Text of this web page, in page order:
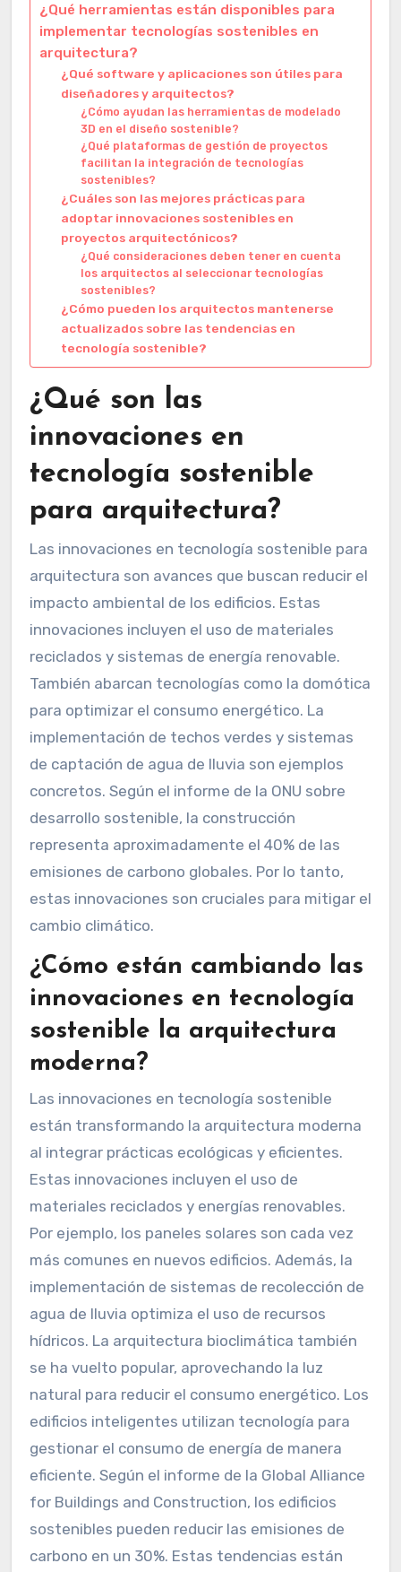
¿Qué herramientas están disponibles para
implementar tecnologías sostenibles en
arquitectura?
¿Qué software y aplicaciones son útiles para
diseñadores y arquitectos?
¿Cómo ayudan las herramientas de modelado
3D en el diseño sostenible?
¿Qué plataformas de gestión de proyectos
facilitan la integración de tecnologías
sostenibles?
¿Cuáles son las mejores prácticas para
adoptar innovaciones sostenibles en
proyectos arquitectónicos?
¿Qué consideraciones deben tener en cuenta
los arquitectos al seleccionar tecnologías
sostenibles?
¿Cómo pueden los arquitectos mantenerse
actualizados sobre las tendencias en
tecnología sostenible?
¿Qué son las
innovaciones en
tecnología sostenible
para arquitectura?
Las innovaciones en tecnología sostenible para
arquitectura son avances que buscan reducir el
impacto ambiental de los edificios. Estas
innovaciones incluyen el uso de materiales
reciclados y sistemas de energía renovable.
También abarcan tecnologías como la domótica
para optimizar el consumo energético. La
implementación de techos verdes y sistemas
de captación de agua de lluvia son ejemplos
concretos. Según el informe de la ONU sobre
desarrollo sostenible, la construcción
representa aproximadamente el 40% de las
emisiones de carbono globales. Por lo tanto,
estas innovaciones son cruciales para mitigar el
cambio climático.
¿Cómo están cambiando las
innovaciones en tecnología
sostenible la arquitectura
moderna?
Las innovaciones en tecnología sostenible
están transformando la arquitectura moderna
al integrar prácticas ecológicas y eficientes.
Estas innovaciones incluyen el uso de
materiales reciclados y energías renovables.
Por ejemplo, los paneles solares son cada vez
más comunes en nuevos edificios. Además, la
implementación de sistemas de recolección de
agua de lluvia optimiza el uso de recursos
hídricos. La arquitectura bioclimática también
se ha vuelto popular, aprovechando la luz
natural para reducir el consumo energético. Los
edificios inteligentes utilizan tecnología para
gestionar el consumo de energía de manera
eficiente. Según el informe de la Global Alliance
for Buildings and Construction, los edificios
sostenibles pueden reducir las emisiones de
carbono en un 30%. Estas tendencias están